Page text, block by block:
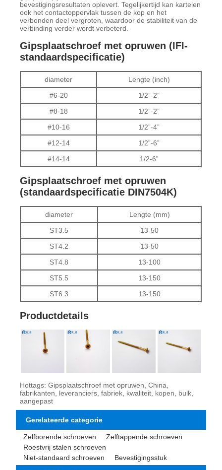
bevestigingsresultaten oplevert. Tegelijkertijd kan kartelen
ook het contactoppervlak tussen de kop en het
verbonden deel vergroten, waardoor de stabiliteit van de
verbinding verder wordt verbeterd.
Gipsplaatschroef met opruwen (IFI-
standaardspecificatie)
diameter
Lengte (inch)
#6-20
1/2”-2”
#8-18
1/2”-2”
#10-16
1/2”-4”
#12-14
1/2”-6”
#14-14
1/2-6”
Gipsplaatschroef met opruwen
(standaardspecificatie DIN7504K)
diameter
Lengte (mm)
ST3.5
13-50
ST4.2
13-50
ST4.8
13-100
ST5.5
13-150
ST6.3
13-150
Productdetails
Hottags: Gipsplaatschroef met opruwen, China,
fabrikanten, leveranciers, fabriek, kwaliteit, kopen, bulk,
aangepast
Gerelateerde categorie
Zelfborende schroeven
Zelftappende schroeven
Roestvrij stalen schroeven
Niet-standaard schroeven
Bevestigingsstuk